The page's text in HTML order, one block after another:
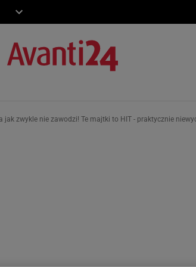
jak zwykle nie zawodzi! Te majtki to HIT - praktycznie